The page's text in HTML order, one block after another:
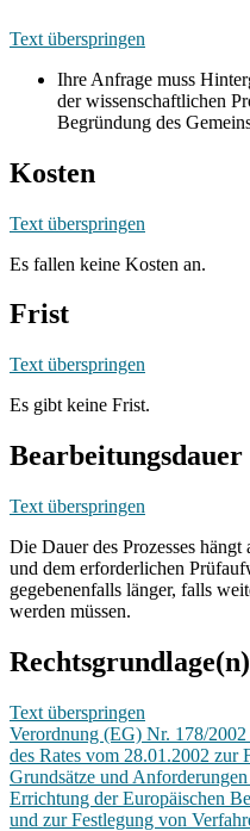
Text überspringen
Ihre Anfrage muss
der wissenschaftlichen
Begründung des
Kosten
Text überspringen
Es fallen keine Kosten an.
Frist
Text überspringen
Es gibt keine Frist.
Bearbeitungsdauer
Text überspringen
Die Dauer des Prozesses
und dem erforderlichen
gegebenenfalls länger, falls
werden müssen.
Rechtsgrundlage(n)
Text überspringen
Verordnung (EG) Nr. 178/2002
des Rates vom 28.01.2002 zur
Grundsätze und
Errichtung der Europäischen
und zur Festlegung von